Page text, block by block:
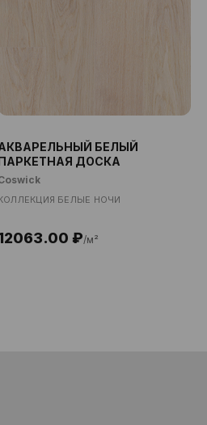
БЕЛЫЙ
ДОСКА
БЕЛЫЕ НОЧИ
₽/м²